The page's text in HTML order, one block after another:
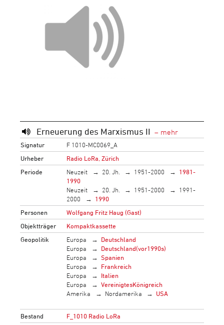
Erneuerung des Marxismus II
Signatur
F 1010-MC0069_A
Urheber
Radio LoRa, Zürich
Periode
Neuzeit 20. Jh. 1951-2000
1981-
1990
Neuzeit
20. Jh. 1951-2000
1991-
2000
1990
Personen
Wolfgang Fritz Haug (Gast)
Objektträger
Kompaktkassette
Geopolitik
Europa
Deutschland
Europa
Deutschland(vor1990s)
Europa
Spanien
Europa
Frankreich
Europa
Italien
Europa
VereinigtesKönigreich
Amerika
Nordamerika USA
Bestand
F_1010 Radio LoRa